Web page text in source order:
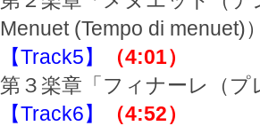
Menuet (Tempo di menuet)
【Track5】
（4:01）
第３楽章「フィナーレ（
【Track6】
（4:52）